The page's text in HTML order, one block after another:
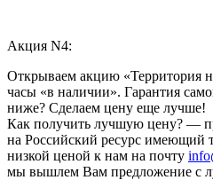
Акция N4:
Открываем акцию «Территория
часы «в наличии». Гарантия
ниже? Сделаем цену еще лучше!
Как получить лучшую цену? —
на Российский ресурс имеющий
низкой ценой к нам на почту
мы вышлем Вам предложение с